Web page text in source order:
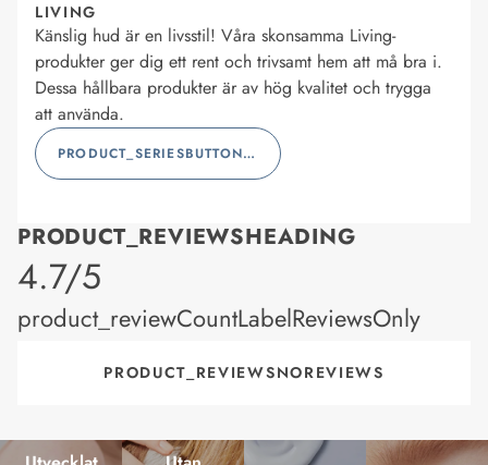
LIVING
Känslig hud är en livsstil! Våra skonsamma Living-
produkter ger dig ett rent och trivsamt hem att må bra i.
Dessa hållbara produkter är av hög kvalitet och trygga
att använda.
PRODUCT_SERIESBUTTONLABEL
PRODUCT_REVIEWSHEADING
product_rating
4.7/5
product_reviewCountLabelReviewsOnly
PRODUCT_REVIEWSNOREVIEWS